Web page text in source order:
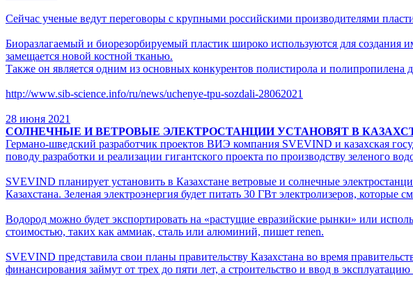
Сейчас ученые ведут переговоры с крупными российскими производителями
Биоразлагаемый и биорезорбируемый пластик широко используются для создания
замещается новой костной тканью.
Также он является одним из основных конкурентов полистирола и полипропилена
http://www.sib-science.info/ru/news/uchenye-tpu-sozdali-28062021
28 июня 2021
СОЛНЕЧНЫЕ И ВЕТРОВЫЕ ЭЛЕКТРОСТАНЦИИ УСТАНОВЯТ В
Германо-шведский разработчик проектов ВИЭ компания SVEVIND и казахская
поводу разработки и реализации гигантского проекта по производству зеленого
SVEVIND планирует установить в Казахстане ветровые и солнечные
Казахстана. Зеленая электроэнергия будет питать 30 ГВт электролизеров,
Водород можно будет экспортировать на «растущие евразийские рынки» или
стоимостью, таких как аммиак, сталь или алюминий, пишет renen.
SVEVIND представила свои планы правительству Казахстана во время
финансирования займут от трех до пяти лет, а строительство и ввод в эксплуатацию